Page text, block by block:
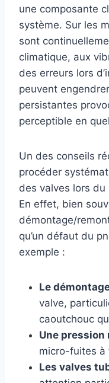
une composante
système. Sur les
sont
climatique, aux
des erreurs lors
peuvent
persistantes
perceptible en
Un des conseils
procéder
des valves lors
En effet, bien
démontage/
qu’un défaut du
exemple :
Le
valve,
caoutchouc
Une pression
micro-fuites à
Les valves